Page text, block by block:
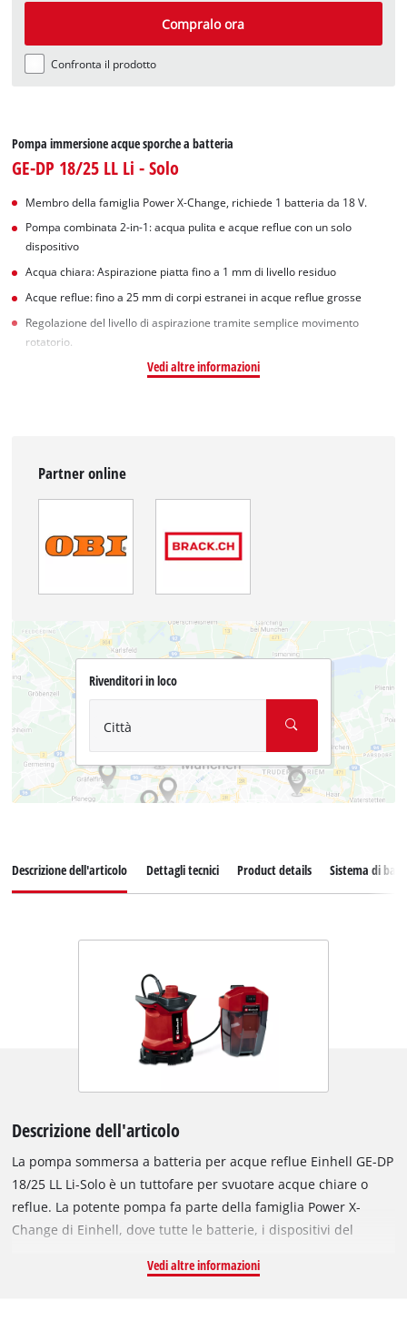
No articolo: 4540014
Compralo ora
Confronta il prodotto
Pompa immersione acque sporche a batteria
GE-DP 18/25 LL Li - Solo
Membro della famiglia Power X-Change, richiede 1 batteria da 18 V.
Pompa combinata 2-in-1: acqua pulita e acque reflue con un solo
dispositivo
Acqua chiara: Aspirazione piatta fino a 1 mm di livello residuo
Acque reflue: fino a 25 mm di corpi estranei in acque reflue grosse
Regolazione del livello di aspirazione tramite semplice movimento
rotatorio.
Vedi altre informazioni
Partner online
Rivenditori in loco
Città
Descrizione dell'articolo Dettagli tecnici Product details Sistema di
Descrizione dell'articolo
La pompa sommersa a batteria per acque reflue Einhell GE-DP
18/25 LL Li-Solo è un tuttofare per svuotare acque chiare o
reflue. La potente pompa fa parte della famiglia Power X-
Change di Einhell, dove tutte le batterie, i dispositivi del
flessibile. Grazie alla batteria, la pompa per acque reflue può
Vedi altre informazioni